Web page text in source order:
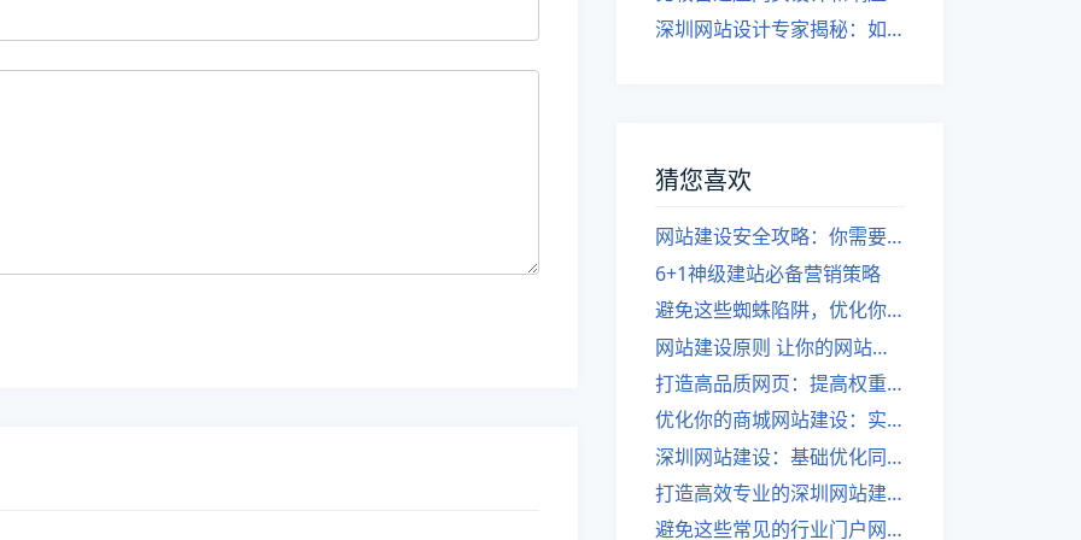
深圳网站设计专家揭秘：如何实现自适应网页设计
猜您喜欢
网站建设安全攻略：你需要了解的防护措施
6+1神级建站必备营销策略
避免这些蜘蛛陷阱，优化你的网站建设
网站建设原则 让你的网站突出独特
打造高品质网页：提高权重的实用技巧
优化你的商城网站建设：实用技巧分享
深圳网站建设：基础优化同样不可忽视。
打造高效专业的深圳网站建设团队——全攻略
避免这些常见的行业门户网站建设误区